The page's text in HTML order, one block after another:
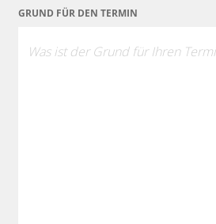
GRUND FÜR DEN TERMIN